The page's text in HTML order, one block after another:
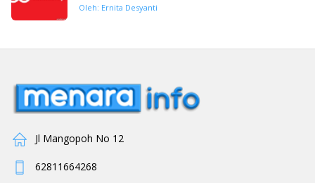
Oleh: Ernita Desyanti
Jl Mangopoh No 12
62811664268